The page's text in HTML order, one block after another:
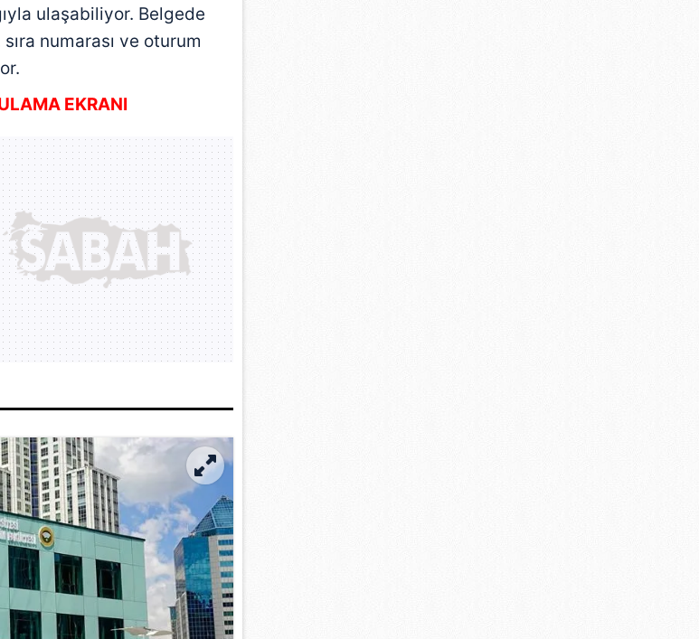
ulaşabiliyor. Belgede
numarası ve oturum
EKRANI